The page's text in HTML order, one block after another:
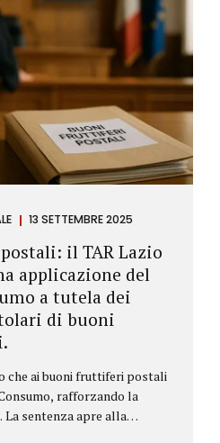
13 SETTEMBRE 2025
il TAR Lazio
applicazione del
a tutela dei
di buoni
che ai buoni fruttiferi postali
rafforzando la
sentenza apre alla